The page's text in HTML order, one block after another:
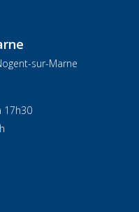
sur-Marne
17h30